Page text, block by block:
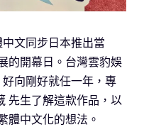
文同步日本推出當
的開幕日。台灣雲豹娛
向剛好就任一年，專
先生了解這款作品，以
體中文化的想法。